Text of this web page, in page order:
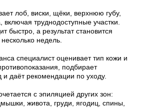
лоб, виски, щёки, верхнюю губу,
труднодоступные участки.
быстро, а результат становится
недель.
специалист оценивает тип кожи и
подбирает
даёт рекомендации по уходу.
с эпиляцией других зон:
живота, груди, ягодиц, спины,